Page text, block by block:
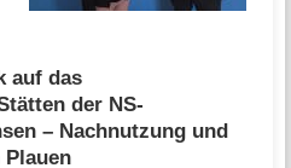
auf das
der NS-
– Nachnutzung und